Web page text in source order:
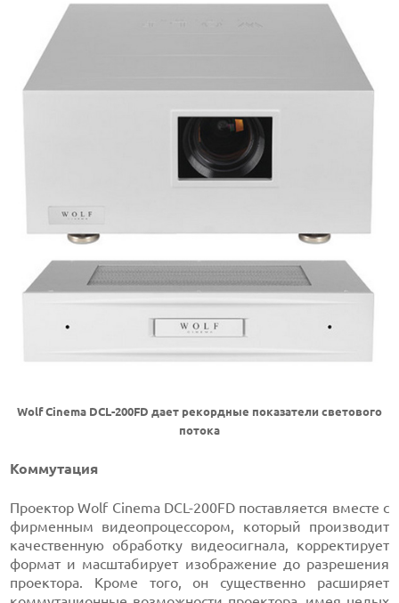
Wolf Cinema DCL-200FD дает рекордные показатели светового
потока
Коммутация
Проектор Wolf Cinema DCL-200FD поставляется вместе с
фирменным видеопроцессором, который производит
качественную обработку видеосигнала, корректирует
формат и масштабирует изображение до разрешения
проектора. Кроме того, он существенно расширяет